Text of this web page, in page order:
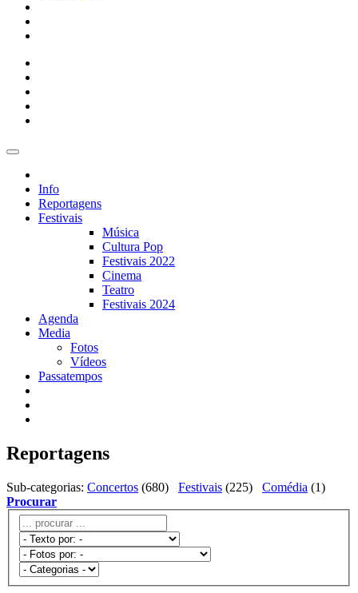
Info
Reportagens
Festivais
Música
Cultura Pop
Festivais 2022
Cinema
Teatro
Festivais 2024
Agenda
Media
Fotos
Vídeos
Passatempos
Reportagens
Sub-categorias: Concertos (680) Festivais (225) Comédia (1)
Procurar